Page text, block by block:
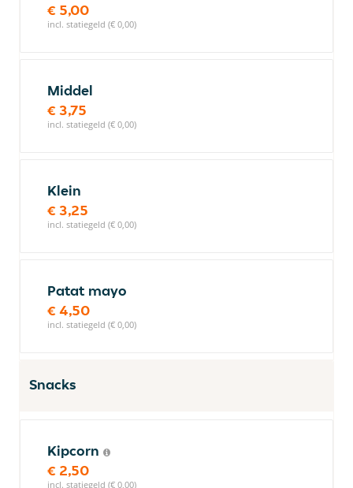
€ 5,00
incl. statiegeld (€ 0,00)
Middel
€ 3,75
incl. statiegeld (€ 0,00)
Klein
€ 3,25
incl. statiegeld (€ 0,00)
Patat mayo
€ 4,50
incl. statiegeld (€ 0,00)
Snacks
Kipcorn
€ 2,50
incl. statiegeld (€ 0,00)